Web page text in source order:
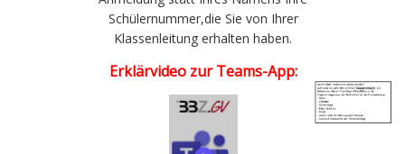
Schülernummer,die Sie von Ihrer
Klassenleitung erhalten haben.
Erklärvideo zur Teams-App: